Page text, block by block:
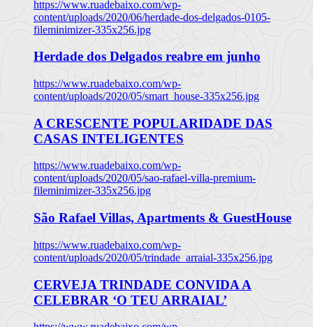
https://www.ruadebaixo.com/wp-
content/uploads/2020/06/herdade-dos-delgados-0105-
fileminimizer-335x256.jpg
Herdade dos Delgados reabre em junho
https://www.ruadebaixo.com/wp-
content/uploads/2020/05/smart_house-335x256.jpg
A CRESCENTE POPULARIDADE DAS
CASAS INTELIGENTES
https://www.ruadebaixo.com/wp-
content/uploads/2020/05/sao-rafael-villa-premium-
fileminimizer-335x256.jpg
São Rafael Villas, Apartments & GuestHouse
https://www.ruadebaixo.com/wp-
content/uploads/2020/05/trindade_arraial-335x256.jpg
CERVEJA TRINDADE CONVIDA A
CELEBRAR ‘O TEU ARRAIAL’